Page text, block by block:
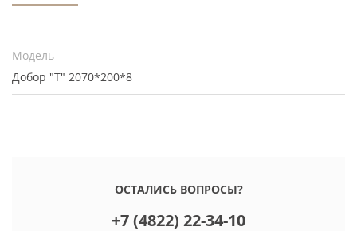
Модель
Добор "Т" 2070*200*8
ОСТАЛИСЬ ВОПРОСЫ?
+7 (4822) 22-34-10